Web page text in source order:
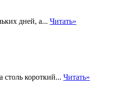
дней, а... Читать»
столь короткий... Читать»